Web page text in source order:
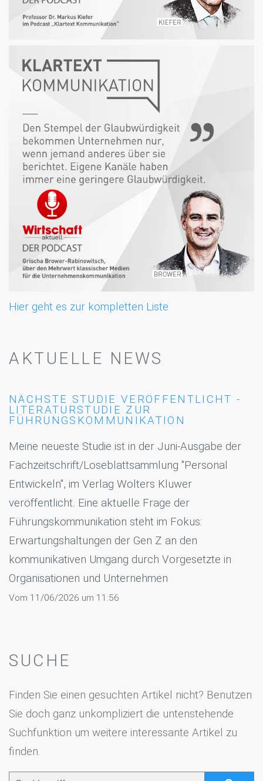
Hier geht es zur kompletten Liste
AKTUELLE NEWS
NÄCHSTE STUDIE VERÖFFENTLICHT -
LITERATURSTUDIE ZUR
FÜHRUNGSKOMMUNIKATION
Meine neueste Studie ist in der Juni-Ausgabe der
Fachzeitschrift/Loseblattsammlung "Personal
Entwickeln", im Verlag Wolters Kluwer
veröffentlicht. Eine aktuelle Frage der
Führungskommunikation steht im Fokus:
Erwartungshaltungen der Gen Z an den
kommunikativen Umgang durch Vorgesetzte in
Organisationen und Unternehmen
Vom 11/06/2026 um 11:56
SUCHE
Finden Sie einen gesuchten Artikel nicht? Benutzen
Sie doch ganz unkompliziert die untenstehende
Suchfunktion um weitere interessante Artikel zu
finden.